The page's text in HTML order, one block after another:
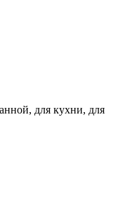
для кухни, для